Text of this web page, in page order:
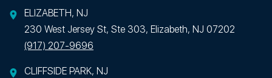
ELIZABETH, NJ
230 West Jersey St, Ste 303, Elizabeth, NJ 07202
(917) 207-9696
CLIFFSIDE PARK, NJ